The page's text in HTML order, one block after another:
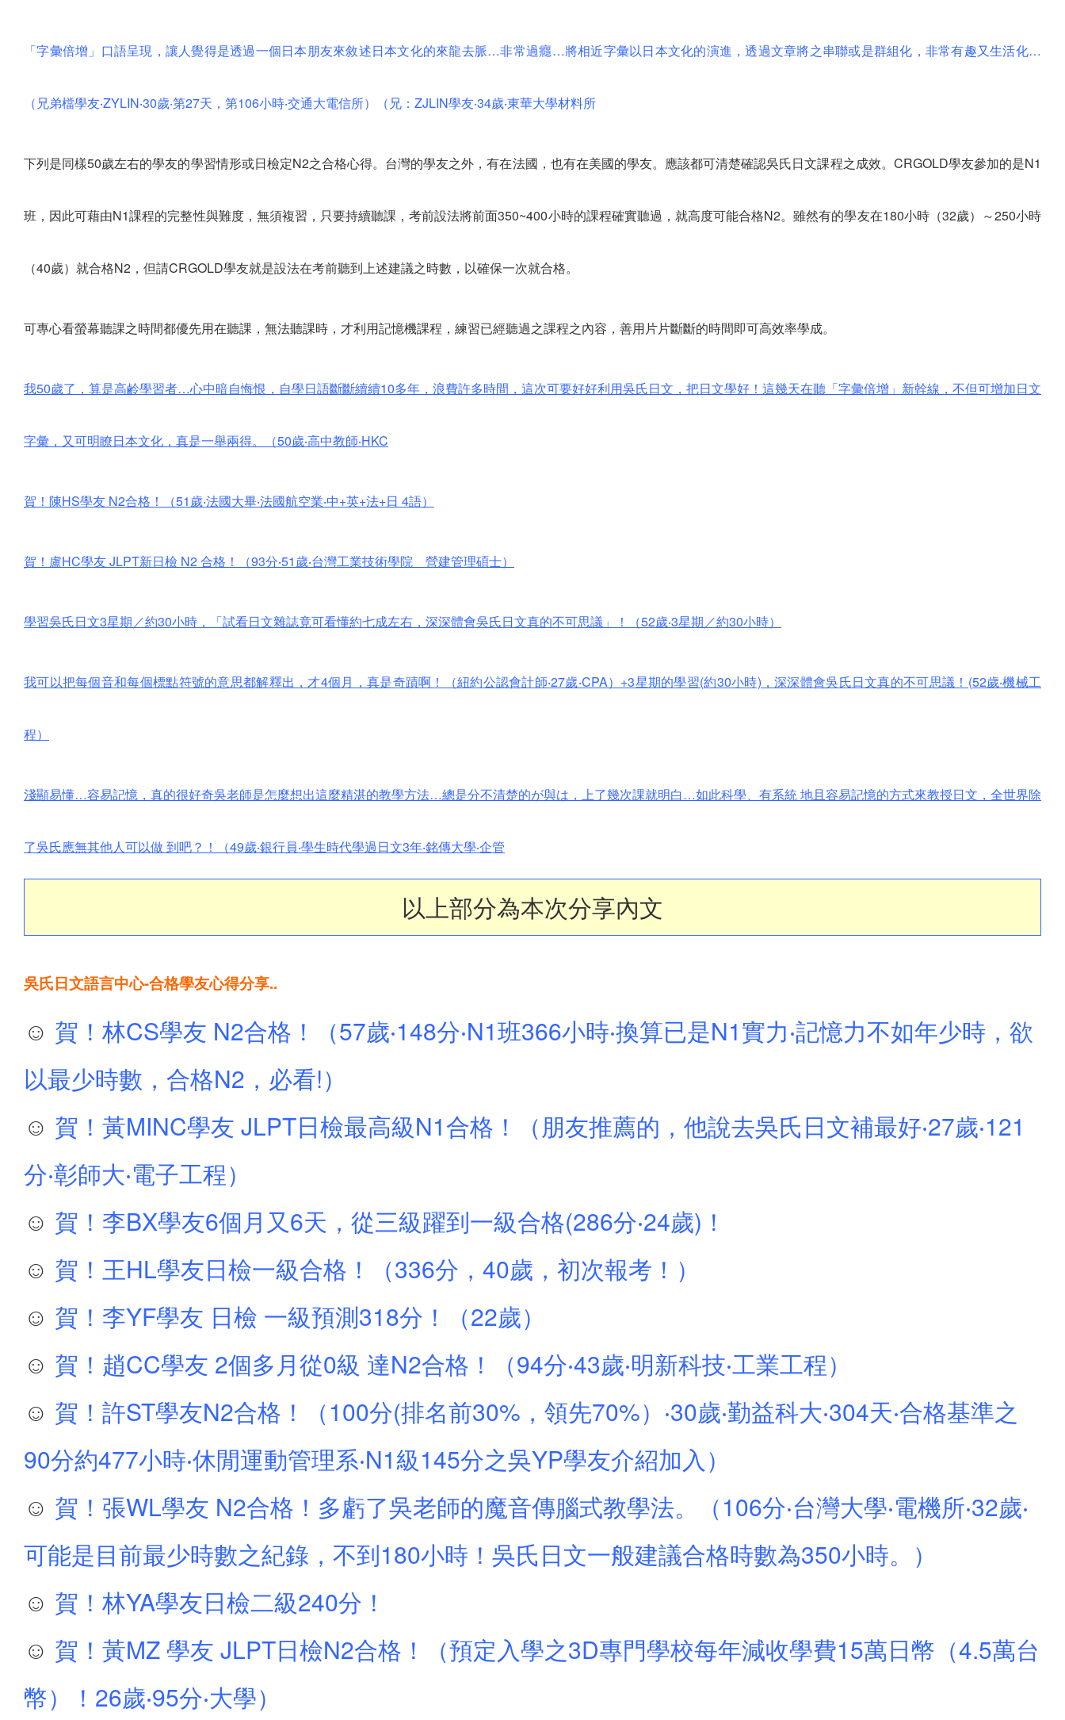
「字彙倍增」口語呈現，讓人覺得是透過一個日本朋友來敘述日本文化的來龍去脈…非常過癮…將相近字彙以日本文化的演進，透過文章將之串聯或是群組化，非常有趣又生活化…
（兄弟檔學友‧ZYLIN‧30歲‧第27天，第106小時‧交通大電信所）（兄：ZJLIN學友‧34歲‧東華大學材料所
下列是同樣50歲左右的學友的學習情形或日檢定N2之合格心得。台灣的學友之外，有在法國，也有在美國的學友。應該都可清楚確認吳氏日文課程之成效。CRGOLD學友參加的是N1
班，因此可藉由N1課程的完整性與難度，無須複習，只要持續聽課，考前設法將前面350~400小時的課程確實聽過，就高度可能合格N2。雖然有的學友在180小時（32歲）～250小時
（40歲）就合格N2，但請CRGOLD學友就是設法在考前聽到上述建議之時數，以確保一次就合格。
可專心看螢幕聽課之時間都優先用在聽課，無法聽課時，才利用記憶機課程，練習已經聽過之課程之內容，善用片片斷斷的時間即可高效率學成。
我50歲了，算是高鹷學習者…心中暗自悔恨，自學日語斷斷續續10多年，浪費許多時間，這次可要好好利用吳氏日文，把日文學好！這幾天在聽「字彙倍增」新幹線，不但可增加日文
字彙，又可明瞭日本文化，真是一舉兩得。（50歲‧高中教師‧HKC
賀！陳HS學友 N2合格！（51歲‧法國大畢‧法國航空業‧中+英+法+日 4語）
賀！盧HC學友 JLPT新日檢 N2 合格！（93分‧51歲‧台灣工業技術學院 營建管理碩士）
學習吳氏日文3星期／約30小時，「試看日文雜誌竟可看懂約七成左右，深深體會吳氏日文真的不可思議」！（52歲‧3星期／約30小時）
我可以把每個音和每個標點符號的意思都解釋出，才4個月，真是奇蹟啊！（紐約公認會計師‧27歲‧CPA）+3星期的學習(約30小時)，深深體會吳氏日文真的不可思議！(52歲‧機械工
程）
淺顯易懂…容易記憶，真的很好奇吳老師是怎麼想出這麼精湛的教學方法…總是分不清楚的が與は，上了幾次課就明白…如此科學、有系統 地且容易記憶的方式來教授日文，全世界除
了吳氏應無其他人可以做 到吧？！（49歲‧銀行員‧學生時代學過日文3年‧銘傳大學‧企管
以上部分為本次分享內文
吳氏日文語言中心-合格學友心得分享..
☺ 賀！林CS學友 N2合格！（57歲‧148分‧N1班366小時‧換算已是N1實力‧記憶力不如年少時，欲
以最少時數，合格N2，必看!）
☺ 賀！黃MINC學友 JLPT日檢最高級N1合格！（朋友推薦的，他說去吳氏日文補最好‧27歲‧121
分‧彰師大‧電子工程）
☺ 賀！李BX學友6個月又6天，從三級躍到一級合格(286分‧24歲)！
☺ 賀！王HL學友日檢一級合格！（336分，40歲，初次報考！）
☺ 賀！李YF學友 日檢 一級預測318分！（22歲）
☺ 賀！趙CC學友 2個多月從0級 達N2合格！（94分‧43歲‧明新科技‧工業工程）
☺ 賀！許ST學友N2合格！（100分(排名前30%，領先70%）‧30歲‧勤益科大‧304天‧合格基準之
90分約477小時‧休閒運動管理系‧N1級145分之吳YP學友介紹加入）
☺ 賀！張WL學友 N2合格！多虧了吳老師的魔音傳腦式教學法。（106分‧台灣大學‧電機所‧32歲‧
可能是目前最少時數之紀錄，不到180小時！吳氏日文一般建議合格時數為350小時。）
☺ 賀！林YA學友日檢二級240分！
☺ 賀！黃MZ 學友 JLPT日檢N2合格！（預定入學之3D專門學校每年減收學費15萬日幣（4.5萬台
幣）！26歲‧95分‧大學）